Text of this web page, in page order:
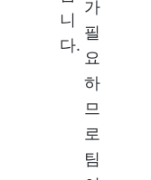
니
다.
가
필
요
하
므
로
팀